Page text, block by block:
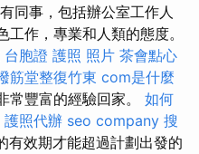
同事，包括辦公室工作人
作，專業和人類的態度。
台胞證 護照 照片 茶會點心
筋堂整復竹東 com是什麼
常豐富的經驗回家。 如何
護照代辦 seo company 搜
有效期才能超過計劃出發的